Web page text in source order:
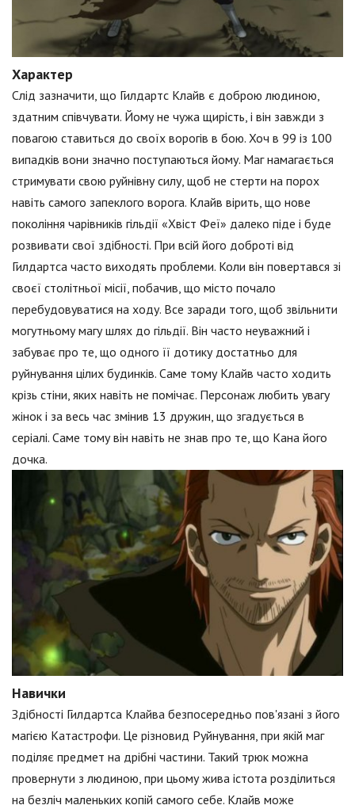
Характер
Слід зазначити, що Гилдартс Клайв є доброю людиною,
здатним співчувати. Йому не чужа щирість, і він завжди з
повагою ставиться до своїх ворогів в бою. Хоч в 99 із 100
випадків вони значно поступаються йому. Маг намагається
стримувати свою руйнівну силу, щоб не стерти на порох
навіть самого запеклого ворога. Клайв вірить, що нове
покоління чарівників гільдії «Хвіст Феї» далеко піде і буде
розвивати свої здібності. При всій його доброті від
Гилдартса часто виходять проблеми. Коли він повертався зі
своєї столітньої місії, побачив, що місто почало
перебудовуватися на ходу. Все заради того, щоб звільнити
могутньому магу шлях до гільдії. Він часто неуважний і
забуває про те, що одного її дотику достатньо для
руйнування цілих будинків. Саме тому Клайв часто ходить
крізь стіни, яких навіть не помічає. Персонаж любить увагу
жінок і за весь час змінив 13 дружин, що згадується в
серіалі. Саме тому він навіть не знав про те, що Кана його
дочка.
Навички
Здібності Гилдартса Клайва безпосередньо пов'язані з його
магією Катастрофи. Це різновид Руйнування, при якій маг
поділяє предмет на дрібні частини. Такий трюк можна
провернути з людиною, при цьому жива істота розділиться
на безліч маленьких копій самого себе. Клайв може